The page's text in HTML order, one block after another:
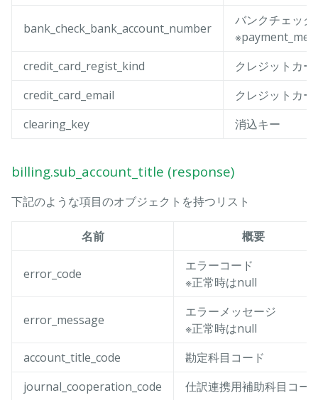
bank_check_bank_account_number
バンクチェック
credit_card_regist_kind
クレジットカ
credit_card_email
クレジットカ
clearing_key
消込キー
billing.sub_account_title (response)
下記のような項目のオブジェクトを持つリスト
名前 概要
error_code
エラーコード
※正常時はnull
error_message
エラーメッセージ
※正常時はnull
account_title_code
勘定科目コード
journal_cooperation_code
仕訳連携用補助科目コー